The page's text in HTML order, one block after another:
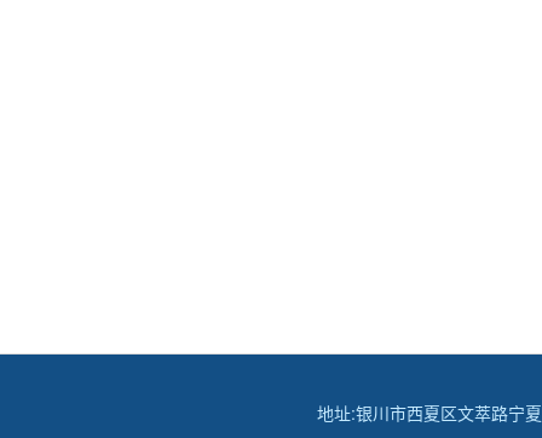
地址:银川市西夏区文萃路宁